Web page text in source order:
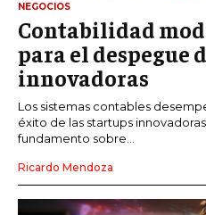
NEGOCIOS
Contabilidad
para el despegue
innovadoras
Los sistemas contables
éxito de las startups
fundamento sobre...
Ricardo Mendoza